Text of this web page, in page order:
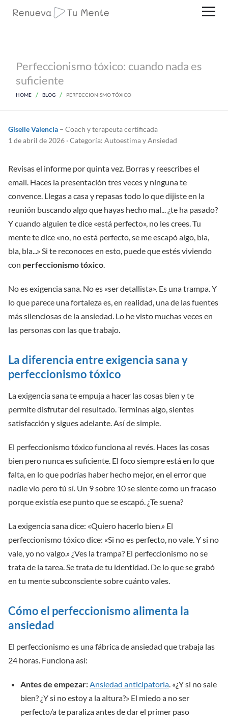
Perfeccionismo tóxico: cuando nada es
suficiente
HOME BLOG PERFECCIONISMO TÓXICO
Giselle Valencia – Coach y terapeuta certificada
1 de abril de 2026 · Categoría: Autoestima y Ansiedad
Revisas el informe por quinta vez. Borras y reescribes el
email. Haces la presentación tres veces y ninguna te
convence. Llegas a casa y repasas todo lo que dijiste en la
reunión buscando algo que hayas hecho mal... ¿te ha pasado?
Y cuando alguien te dice «está perfecto», no les crees. Tu
mente te dice «no, no está perfecto, se me escapó algo, bla,
bla, bla...» Si te reconoces en esto, puede que estés viviendo
con perfeccionismo tóxico.
No es exigencia sana. No es «ser detallista». Es una trampa. Y
lo que parece una fortaleza es, en realidad, una de las fuentes
más silenciosas de la ansiedad. Lo he visto muchas veces en
las personas con las que trabajo.
La diferencia entre exigencia sana y
perfeccionismo tóxico
La exigencia sana te empuja a hacer las cosas bien y te
permite disfrutar del resultado. Terminas algo, sientes
satisfacción y sigues adelante. Así de simple.
El perfeccionismo tóxico funciona al revés. Haces las cosas
bien pero nunca es suficiente. El foco siempre está en lo que
falta, en lo que podrías haber hecho mejor, en el error que
nadie vio pero tú sí. Un 9 sobre 10 se siente como un fracaso
porque existía ese punto que se escapó. ¿Te suena?
La exigencia sana dice: «Quiero hacerlo bien.» El
perfeccionismo tóxico dice: «Si no es perfecto, no vale. Y si no
vale, yo no valgo.» ¿Ves la trampa? El perfeccionismo no se
trata de la tarea. Se trata de tu identidad. De lo que se grabó
en tu mente subconsciente sobre cuánto vales.
Cómo el perfeccionismo alimenta la
ansiedad
El perfeccionismo es una fábrica de ansiedad que trabaja las
24 horas. Funciona así:
Antes de empezar:Ansiedad anticipatoria. «¿Y si no sale
bien? ¿Y si no estoy a la altura?» El miedo a no ser
perfecto/a te paraliza antes de dar el primer paso